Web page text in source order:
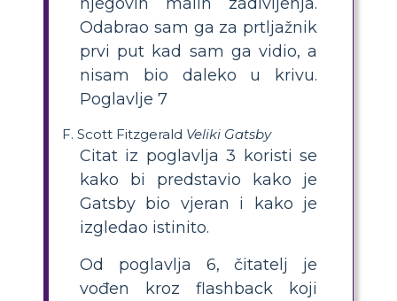
Odabrao sam ga za prtljažnik
prvi put kad sam ga vidio, a
nisam bio daleko u krivu.
Poglavlje 7
F. Scott Fitzgerald Veliki Gatsby
Citat iz poglavlja 3 koristi se
kako bi predstavio kako je
Gatsby bio vjeran i kako je
izgledao istinito.
Od poglavlja 6, čitatelj je
vođen kroz flashback koji